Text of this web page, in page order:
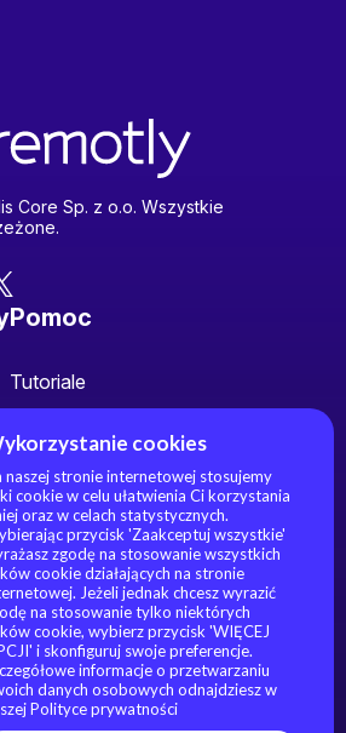
cookies
naszej stronie internetowej stosujemy
cookie w celu ułatwienia Ci korzystania
oraz w celach statystycznych.
przycisk 'Zaakceptuj wszystkie'
zgodę na stosowanie wszystkich
cookie działających na stronie
Jeżeli jednak chcesz wyrazić
na stosowanie tylko niektórych
cookie, wybierz przycisk 'WIĘCEJ
i skonfiguruj swoje preferencje.
informacje o przetwarzaniu
danych osobowych odnajdziesz w
Polityce prywatności
Core Sp. z o.o. Wszystkie
Pomoc
Tutoriale
Społeczność
O nas
O nas
Kontakt